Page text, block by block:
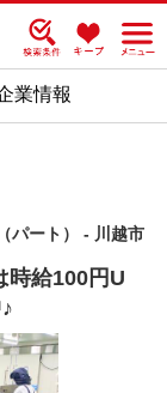
業情報
パート） - 川越市
時給100円U